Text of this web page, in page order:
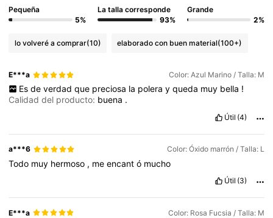
Pequeña
5%
La talla corresponde
93%
Grande
2%
lo volveré a comprar(10) elaborado con buen material(100+)
E***a Color: Azul Marino / Talla: M
Es de verdad que preciosa la polera y queda muy bella !
Calidad del producto: buena .
Útil (4)
a***6 Color: Óxido marrón / Talla: L
Todo muy hermoso , meencantó mucho
Útil (3)
E***a Color: Rosa Fucsia / Talla: M